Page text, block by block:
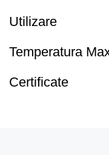
Utilizare
Temperatura
Certificate